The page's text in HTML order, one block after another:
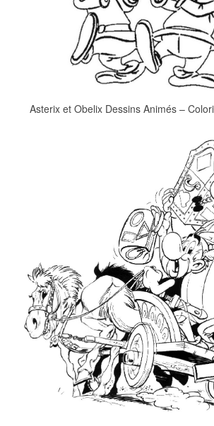
Asterix et Obelix Dessins Animés –